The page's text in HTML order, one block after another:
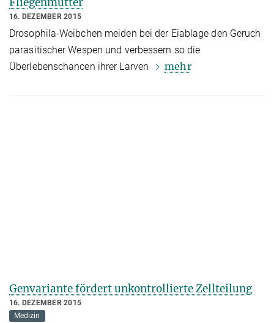
16. DEZEMBER 2015
Drosophila-Weibchen meiden bei der Eiablage den Geruch
parasitischer Wespen und verbessern so die
Überlebenschancen ihrer Larven
mehr
Genvariante fördert unkontrollierte Zellteilung
16. DEZEMBER 2015
Medizin